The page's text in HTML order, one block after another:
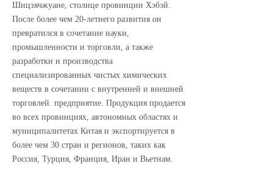
Шицзячжуане, столице провинции Хэбэй.
После более чем 20-летнего развития он
превратился в сочетание науки,
промышленности и торговли, а также
разработки и производства
специализированных чистых химических
веществ в сочетании с внутренней и внешней
торговлей. предприятие. Продукция продается
во всех провинциях, автономных областях и
муниципалитетах Китая и экспортируется в
более чем 30 стран и регионов, таких как
Россия, Турция, Франция, Иран и Вьетнам.